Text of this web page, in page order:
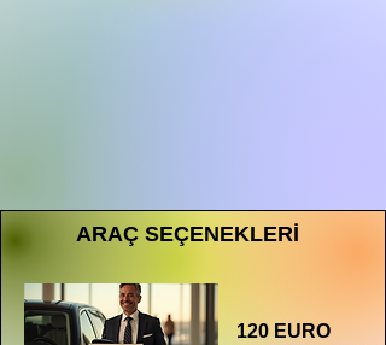
ARAÇ SEÇENEKLERİ
120 EURO